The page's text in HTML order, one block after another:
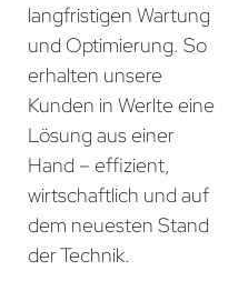
langfristigen Wartung
und Optimierung. So
erhalten unsere
Kunden in Werlte eine
Lösung aus einer
Hand – effizient,
wirtschaftlich und auf
dem neuesten Stand
der Technik.